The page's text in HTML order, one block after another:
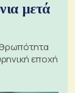
μετά
εποχή